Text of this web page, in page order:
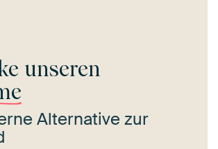
unseren
Alternative zur